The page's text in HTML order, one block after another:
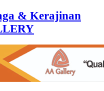
& Kerajinan